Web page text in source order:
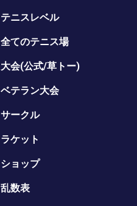
テニスレベル
全てのテニス場
大会(公式/草トー)
ベテラン大会
サークル
ラケット
ショップ
乱数表